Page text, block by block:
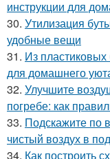
инструкции для
30. Утилизация
удобные вещи
31. Из
для домашнего
32. Улучшите
погребе: как
33. Подскажите по
чистый воздух в
34. Как построить